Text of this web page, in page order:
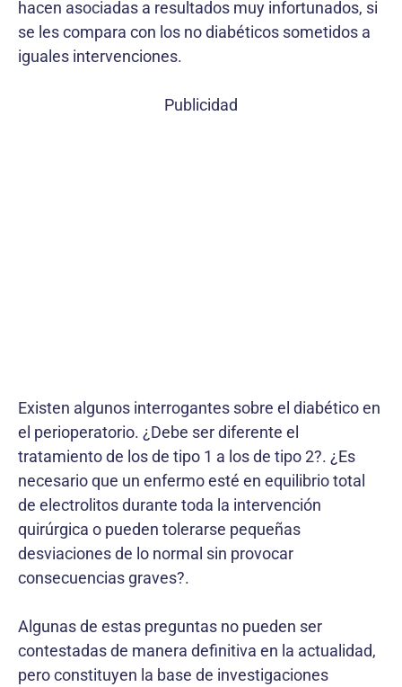
hacen asociadas a resultados muy infortunados, si
se les compara con los no diabéticos sometidos a
iguales intervenciones.
Publicidad
Existen algunos interrogantes sobre el diabético en
el perioperatorio. ¿Debe ser diferente el
tratamiento de los de tipo 1 a los de tipo 2?. ¿Es
necesario que un enfermo esté en equilibrio total
de electrolitos durante toda la intervención
quirúrgica o pueden tolerarse pequeñas
desviaciones de lo normal sin provocar
consecuencias graves?.
Algunas de estas preguntas no pueden ser
contestadas de manera definitiva en la actualidad,
pero constituyen la base de investigaciones